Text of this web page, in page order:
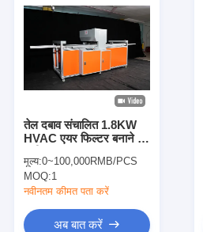
एयर फिल्टर बनाने की मशीन
एयर फिल्टर निर्माण मशीन
पॉकेट फ़िल्टर बनाने की मशीन
स्वचालित रिवेटिंग मशीन
अर्ध स्वचालित रिवेटिंग मशीन
फ़्रेम वेल्डर
तेल दबाव संचालित 1.8KW
HVAC एयर फिल्टर बनाने की
मूल्य:0~100,000RMB/PCS
MOQ:1
नवीनतम कीमत पता करें
अब बात करें